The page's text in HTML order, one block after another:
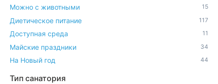
Можно с животными 15
Диетическое питание 117
Доступная среда 11
Майские праздники 34
На Новый год 44
Тип санатория